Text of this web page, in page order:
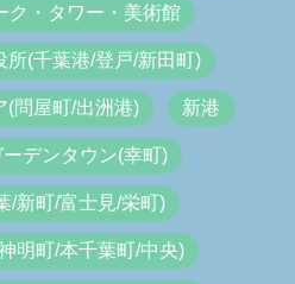
ク・タワー・美術館
所(千葉港/登戸/新田町)
(問屋町/出洲港) 新港
デンタウン(幸町)
/新町/富士見/栄町)
明町/本千葉町/中央)